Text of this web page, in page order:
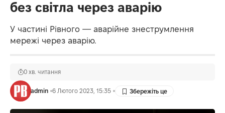
без світла через аварію
У частині Рівного — аварійне знеструмлення
мережі через аварію.
admin 6 Лютого 2023, 15:35
0 хв. читання